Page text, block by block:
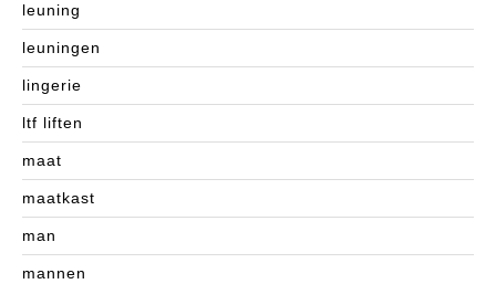
leuning
leuningen
lingerie
ltf liften
maat
maatkast
man
mannen